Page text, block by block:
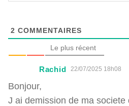
2 COMMENTAIRES
Le plus récent
Rachid 22/07/2025 18h08
Bonjour,
J ai demission de ma societe